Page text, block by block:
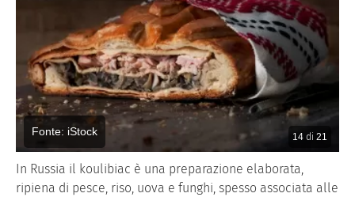
14 di 21
Fonte: iStock
In Russia il koulibiac è una preparazione elaborata,
ripiena di pesce, riso, uova e funghi, spesso associata alle